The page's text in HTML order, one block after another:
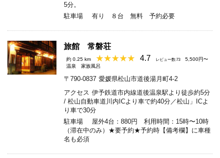
5分。
駐車場
有り ８台 無料 予約必要
旅館 常磐荘
約 0.25 km 4.7 レビュー数:73
5,500円〜
温泉
家族風呂
〒790-0837 愛媛県松山市道後湯月町4-2
アクセス 伊予鉄道市内線道後温泉駅より徒歩約5分
/ 松山自動車道川内ICより車で約40分／松山」ICよ
り車で30分
駐車場
屋外4台：880円 利用時間：15時〜10時
（滞在中のみ）★要予約★予約時【備考欄】に車種
名も必須